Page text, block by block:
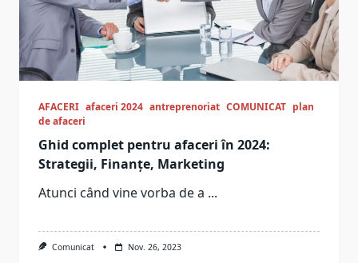
AFACERI afaceri 2024 antreprenoriat COMUNICAT plan
de afaceri
Ghid complet pentru afaceri în 2024:
Strategii, Finanțe, Marketing
Atunci când vine vorba de a ...
Comunicat Nov. 26, 2023